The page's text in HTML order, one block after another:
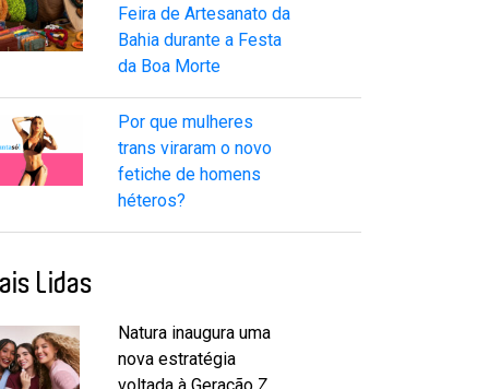
Feira de Artesanato da
Bahia durante a Festa
da Boa Morte
Por que mulheres
trans viraram o novo
fetiche de homens
héteros?
Lidas
Natura inaugura uma
nova estratégia